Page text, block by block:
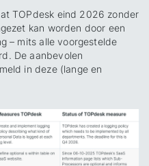
TOPdesk eind 2026 zonder
kan worden door een
– mits alle voorgestelde
De aanbevolen
in deze (lange en